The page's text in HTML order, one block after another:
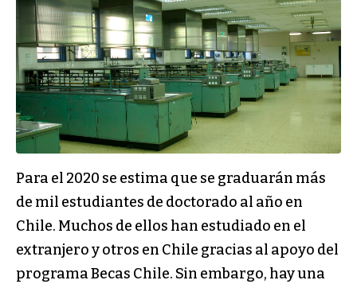
Para el 2020 se estima que se graduarán más
de mil estudiantes de doctorado al año en
Chile. Muchos de ellos han estudiado en el
extranjero y otros en Chile gracias al apoyo del
programa Becas Chile. Sin embargo, hay una